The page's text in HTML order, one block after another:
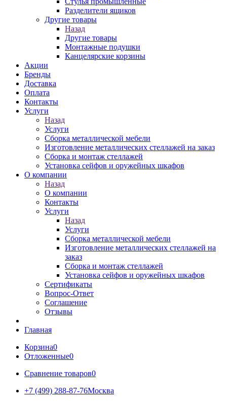
Разделители ящиков
Другие товары
Назад
Другие товары
Монтажные подушки
Канцелярские корзины
Акции
Бренды
Доставка
Оплата
Контакты
Услуги
Назад
Услуги
Сборка металлической мебели
Изготовление металлических стеллажей на заказ
Сборка и монтаж стеллажей
Установка сейфов и оружейных шкафов
О компании
Назад
О компании
Контакты
Услуги
Назад
Услуги
Сборка металлической мебели
Изготовление металлических стеллажей на
заказ
Сборка и монтаж стеллажей
Установка сейфов и оружейных шкафов
Сертификаты
Вопрос-Ответ
Соглашение
Отзывы
Главная
Корзина0
Отложенные0
Сравнение товаров0
+7 (499) 288-87-76Москва